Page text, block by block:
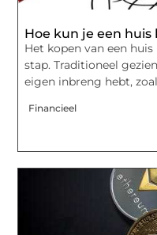
Hoe kun je een
Het kopen van een
stap. Traditioneel
eigen inbreng hebt,
Financieel